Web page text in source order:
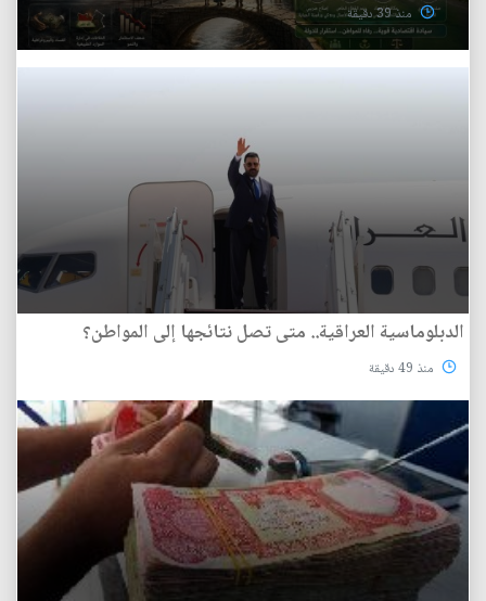
منذ 39 دقيقة
الدبلوماسية العراقية.. متى تصل نتائجها إلى المواطن؟
منذ 49 دقيقة